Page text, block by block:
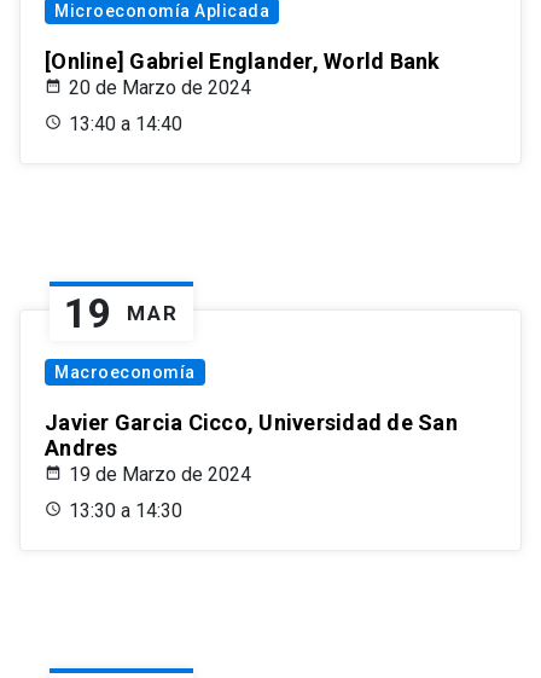
Microeconomía Aplicada
[Online] Gabriel Englander, World Bank
20 de Marzo de 2024
13:40 a 14:40
19 MAR
Macroeconomía
Javier Garcia Cicco, Universidad de San
Andres
19 de Marzo de 2024
13:30 a 14:30